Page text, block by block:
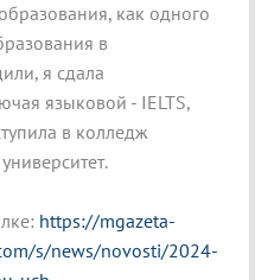
как одного
в
я сдала
языковой - IELTS,
в колледж
https://mgazeta-
s/news/novosti/2024-